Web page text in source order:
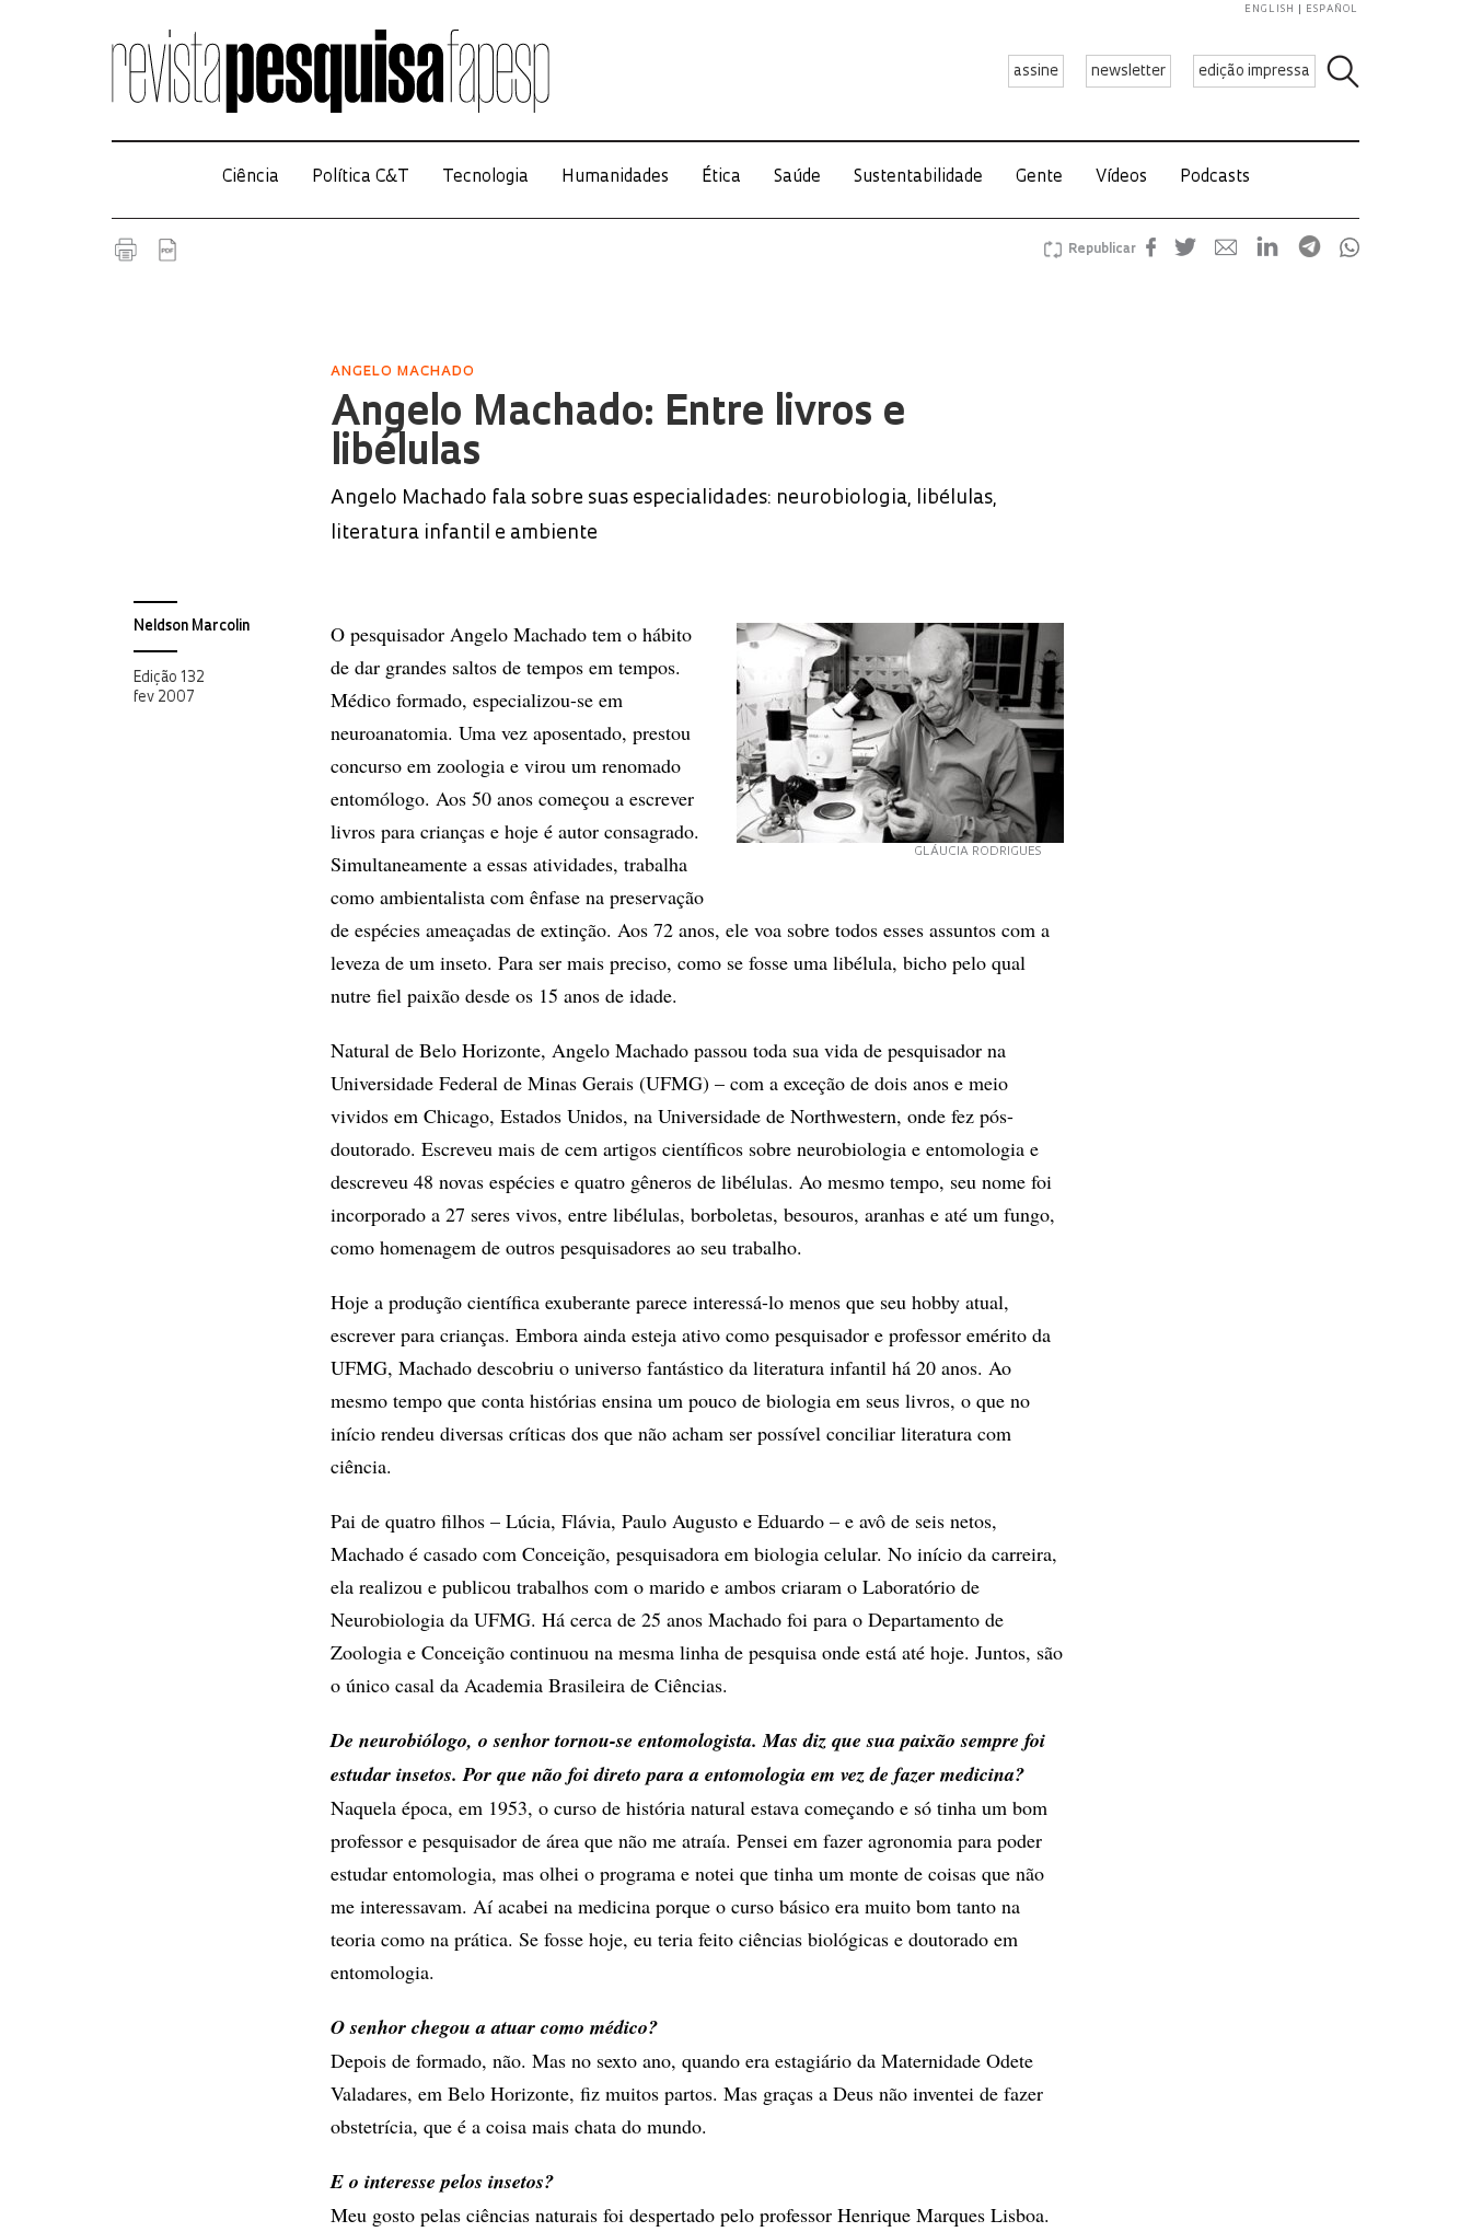
assine newsletter edição impressa
ENGLISH ESPAÑOL
Ciência Política C&T Tecnologia Humanidades Ética Saúde Sustentabilidade Gente Vídeos Podcasts
Republicar
ANGELO MACHADO
Angelo Machado: Entre livros e
libélulas
Angelo Machado fala sobre suas especialidades: neurobiologia, libélulas,
literatura infantil e ambiente
Neldson Marcolin
Edição 132
fev 2007
GLÁUCIA RODRIGUES
O pesquisador Angelo Machado tem o hábito
de dar grandes saltos de tempos em tempos.
Médico formado, especializou-se em
neuroanatomia. Uma vez aposentado, prestou
concurso em zoologia e virou um renomado
entomólogo. Aos 50 anos começou a escrever
livros para crianças e hoje é autor consagrado.
Simultaneamente a essas atividades, trabalha
como ambientalista com ênfase na preservação
de espécies ameaçadas de extinção. Aos 72 anos, ele voa sobre todos esses assuntos com a
leveza de um inseto. Para ser mais preciso, como se fosse uma libélula, bicho pelo qual
nutre fiel paixão desde os 15 anos de idade.
Natural de Belo Horizonte, Angelo Machado passou toda sua vida de pesquisador na
Universidade Federal de Minas Gerais (UFMG) – com a exceção de dois anos e meio
vividos em Chicago, Estados Unidos, na Universidade de Northwestern, onde fez pós-
doutorado. Escreveu mais de cem artigos científicos sobre neurobiologia e entomologia e
descreveu 48 novas espécies e quatro gêneros de libélulas. Ao mesmo tempo, seu nome foi
incorporado a 27 seres vivos, entre libélulas, borboletas, besouros, aranhas e até um fungo,
como homenagem de outros pesquisadores ao seu trabalho.
Hoje a produção científica exuberante parece interessá-lo menos que seu hobby atual,
escrever para crianças. Embora ainda esteja ativo como pesquisador e professor emérito da
UFMG, Machado descobriu o universo fantástico da literatura infantil há 20 anos. Ao
mesmo tempo que conta histórias ensina um pouco de biologia em seus livros, o que no
início rendeu diversas críticas dos que não acham ser possível conciliar literatura com
ciência.
Pai de quatro filhos – Lúcia, Flávia, Paulo Augusto e Eduardo – e avô de seis netos,
Machado é casado com Conceição, pesquisadora em biologia celular. No início da carreira,
ela realizou e publicou trabalhos com o marido e ambos criaram o Laboratório de
Neurobiologia da UFMG. Há cerca de 25 anos Machado foi para o Departamento de
Zoologia e Conceição continuou na mesma linha de pesquisa onde está até hoje. Juntos, são
o único casal da Academia Brasileira de Ciências.
De neurobiólogo, o senhor tornou-se entomologista. Mas diz que sua paixão sempre foi
estudar insetos. Por que não foi direto para a entomologia em vez de fazer medicina?
Naquela época, em 1953, o curso de história natural estava começando e só tinha um bom
professor e pesquisador de área que não me atraía. Pensei em fazer agronomia para poder
estudar entomologia, mas olhei o programa e notei que tinha um monte de coisas que não
me interessavam. Aí acabei na medicina porque o curso básico era muito bom tanto na
teoria como na prática. Se fosse hoje, eu teria feito ciências biológicas e doutorado em
entomologia.
O senhor chegou a atuar como médico?
Depois de formado, não. Mas no sexto ano, quando era estagiário da Maternidade Odete
Valadares, em Belo Horizonte, fiz muitos partos. Mas graças a Deus não inventei de fazer
obstetrícia, que é a coisa mais chata do mundo.
E o interesse pelos insetos?
Meu gosto pelas ciências naturais foi despertado pelo professor Henrique Marques Lisboa.